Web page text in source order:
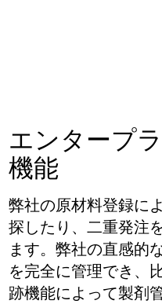
エンタープ
機能
弊社の原材料登録に
探したり、二重発注
ます。弊社の直感的
を完全に管理でき、
跡機能によって製剤